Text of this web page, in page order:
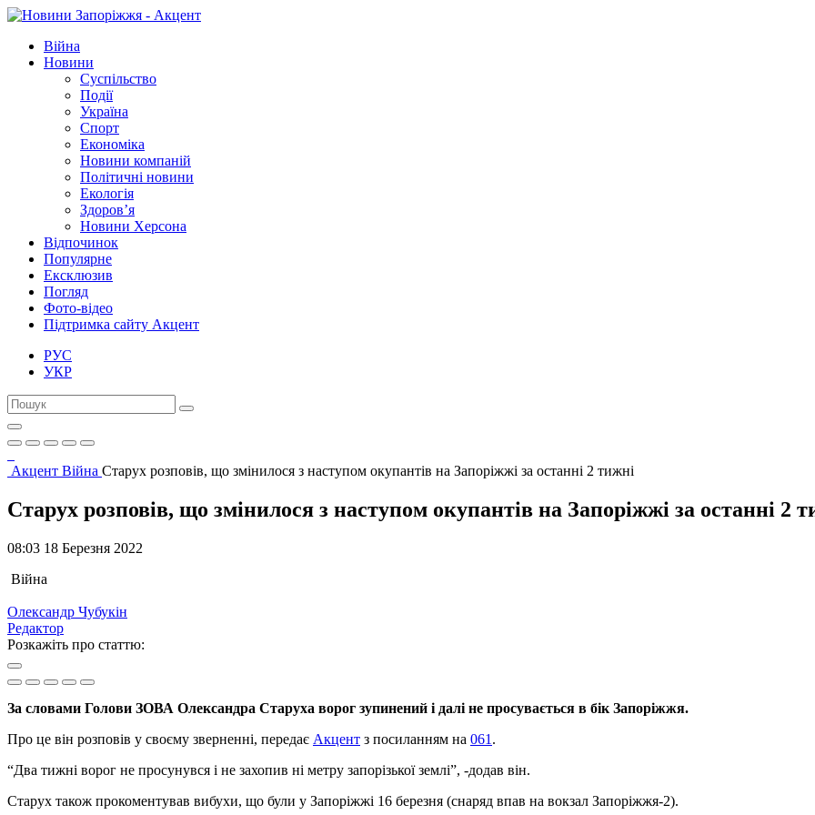
Війна
Новини
Суспільство
Події
Україна
Спорт
Економіка
Новини компаній
Політичні новини
Екологія
Здоров’я
Новини Херсона
Відпочинок
Популярне
Ексклюзив
Погляд
Фото-відео
Підтримка сайту Акцент
РУС
УКР
Акцент Війна Старух розповів, що змінилося з наступом окупантів на Запоріжжі за останні 2 тижні
Старух розповів, що змінилося з наступом окупантів на Запоріжжі за останні 2
08:03 18 Березня 2022
Війна
Олександр Чубукін
Редактор
Розкажіть про статтю:
За словами Голови ЗОВА Олександра Старуха ворог зупинений і далі не просувається в бік Запоріжжя.
Про це він розповів у своєму зверненні, передає Акцент з посиланням на 061 .
“Два тижні ворог не просунувся і не захопив ні метру запорізької землі”, -додав він.
Старух також прокоментував вибухи, що були у Запоріжжі 16 березня (снаряд впав на вокзал Запоріжжя-2).